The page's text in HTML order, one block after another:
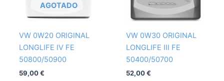
AGOTADO
VW 0W20 ORIGINAL
LONGLIFE IV FE
50800/50900
59,00€
VW 0W30 ORIGINAL
LONGLIFE III FE
50400/50700
52,00€